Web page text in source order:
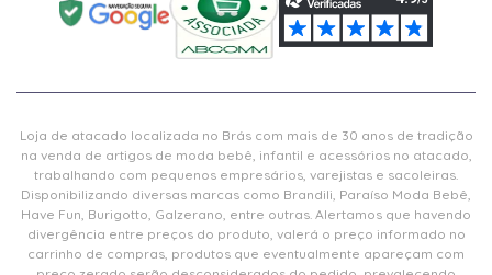
Loja de atacado localizada no Brás com mais de 30 anos de tradição
na venda de artigos de moda bebê, infantil e acessórios no atacado,
trabalhando com pequenos empresários, varejistas e sacoleiras.
Disponibilizando diversas marcas como Brandili, Paraíso Moda Bebê,
Have Fun, Burigotto, Galzerano, entre outras. Alertamos que havendo
divergência entre preços do produto, valerá o preço informado no
carrinho de compras, produtos que eventualmente apareçam com